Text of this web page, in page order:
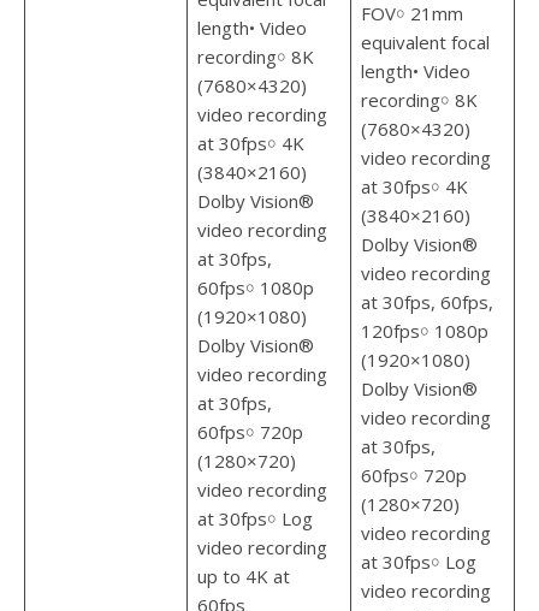
length• Video
recording￮ 8K
(7680×4320)
video recording
at 30fps￮ 4K
(3840×2160)
Dolby Vision®
video recording
at 30fps,
60fps￮ 1080p
(1920×1080)
Dolby Vision®
video recording
at 30fps,
60fps￮ 720p
(1280×720)
video recording
at 30fps￮ Log
video recording
up to 4K at
60fps
FOV￮ 21mm
equivalent focal
length• Video
recording￮ 8K
(7680×4320)
video recording
at 30fps￮ 4K
(3840×2160)
Dolby Vision®
video recording
at 30fps, 60fps,
120fps￮ 1080p
(1920×1080)
Dolby Vision®
video recording
at 30fps,
60fps￮ 720p
(1280×720)
video recording
at 30fps￮ Log
video recording